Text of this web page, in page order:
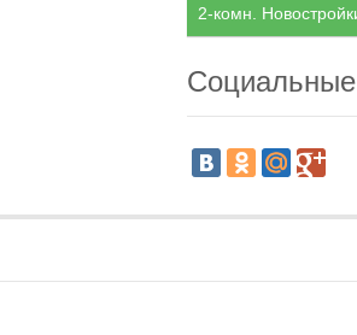
2-комн.